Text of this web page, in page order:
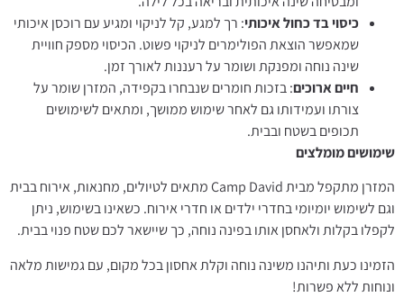
כיסוי בד כחול איכותי: רך למגע, קל לניקוי ומגיע עם רוכסן איכותי
שמאפשר הוצאת הפולימרים לניקוי פשוט. הכיסוי מספק חוויית
שינה נוחה ומפנקת ושומר על רעננות לאורך זמן.
חיים ארוכים: בזכות חומרים שנבחרו בקפידה, המזרן שומר על
צורתו ועמידותו גם לאחר שימוש ממושך, ומתאים לשימושים
תכופים בשטח ובבית.
שימושים מומלצים
המזרן מתקפל מבית Camp David מתאים לטיולים, מחנאות, אירוח בבית
וגם לשימוש יומיומי בחדרי ילדים או חדרי אירוח. כשאינו בשימוש, ניתן
לקפלו בקלות ולאחסן אותו בפינה נוחה, כך שיישאר לכם שטח פנוי בבית.
הזמינו כעת ותיהנו משינה נוחה וקלת אחסון בכל מקום, עם גמישות מלאה
ונוחות ללא פשרות!